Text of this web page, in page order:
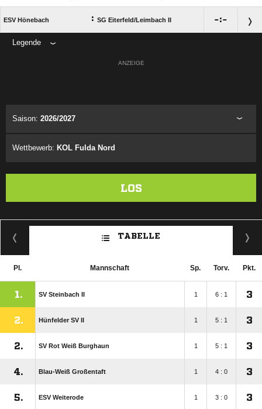
ESV Hönebach : SG Eiterfeld/​Leimbach II :
Legende
ANZEIGE
Saison: 2026/2027
Wettbewerb: KOL Fulda Nord
LOS
TABELLE
Pl. Mannschaft Sp. Torv. Pkt.
1. SV Steinbach II 1 6 : 1 3
2. Hünfelder SV II 1 5 : 1 3
2. SV Rot Weiß Burghaun 1 5 : 1 3
4. Blau-Weiß Großentaft 1 4 : 0 3
5. ESV Weiterode 1 3 : 0 3